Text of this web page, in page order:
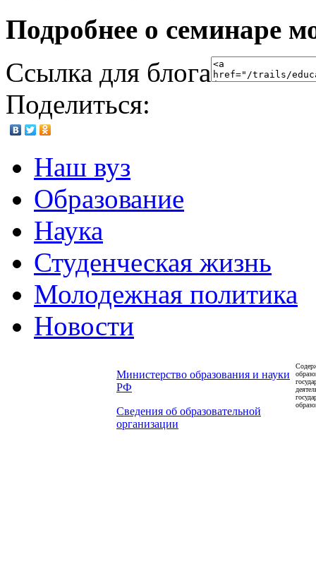
Подробнее о семинаре
Ссылка для блога
Поделиться:
Наш вуз
Образование
Наука
Студенческая жизнь
Молодежная политика
Новости
Министерство образования и науки
РФ
Сведения об образовательной
организации